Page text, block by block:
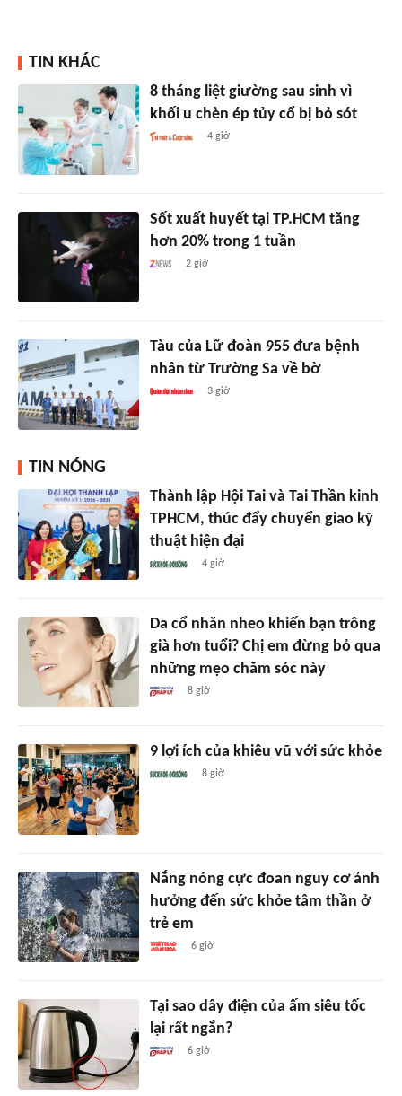
TIN KHÁC
8 tháng liệt giường sau sinh vì
khối u chèn ép tủy cổ bị bỏ sót
4 giờ
Sốt xuất huyết tại TP.HCM tăng
hơn 20% trong 1 tuần
2 giờ
Tàu của Lữ đoàn 955 đưa bệnh
nhân từ Trường Sa về bờ
3 giờ
TIN NÓNG
Thành lập Hội Tai và Tai Thần kinh
TPHCM, thúc đẩy chuyển giao kỹ
thuật hiện đại
4 giờ
Da cổ nhăn nheo khiến bạn trông
già hơn tuổi? Chị em đừng bỏ qua
những mẹo chăm sóc này
8 giờ
9 lợi ích của khiêu vũ với sức khỏe
8 giờ
Nắng nóng cực đoan nguy cơ ảnh
hưởng đến sức khỏe tâm thần ở
trẻ em
6 giờ
Tại sao dây điện của ấm siêu tốc
lại rất ngắn?
6 giờ